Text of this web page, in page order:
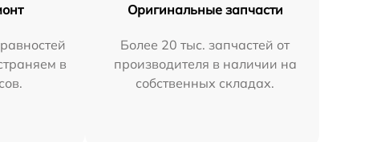
в
Оригинальные запчасти
Более 20 тыс. запчастей от
производителя в наличии на
собственных складах.